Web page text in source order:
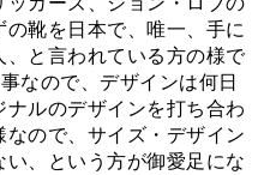
靴を日本で、唯一、手に
と言われている方の様で
なので、デザインは何日
ルのデザインを打ち合わ
ので、サイズ・デザイン
、という方が御愛足にな